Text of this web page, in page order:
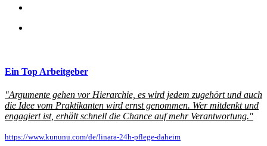
Ein Top Arbeitgeber
"Argumente gehen vor Hierarchie, es wird jedem zugehört und auch
die Idee vom Praktikanten wird ernst genommen. Wer mitdenkt und
engagiert ist, erhält schnell die Chance auf mehr Verantwortung."
https://www.kununu.com/de/linara-24h-pflege-daheim